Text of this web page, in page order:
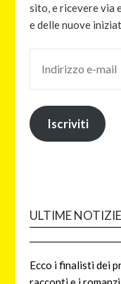
sito, e ricevere via
e delle nuove
Iscriviti
ULTIME NOTIZIE
Ecco i finalisti dei